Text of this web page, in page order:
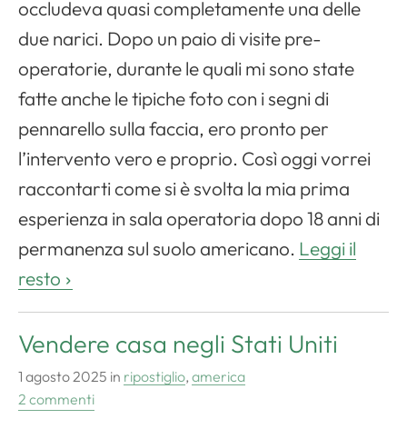
occludeva quasi completamente una delle
due narici. Dopo un paio di visite pre-
operatorie, durante le quali mi sono state
fatte anche le tipiche foto con i segni di
pennarello sulla faccia, ero pronto per
l’intervento vero e proprio. Così oggi vorrei
raccontarti come si è svolta la mia prima
esperienza in sala operatoria dopo 18 anni di
permanenza sul suolo americano. Leggi il
resto
Vendere casa negli Stati Uniti
1 agosto 2025 in ripostiglio, america
2 commenti